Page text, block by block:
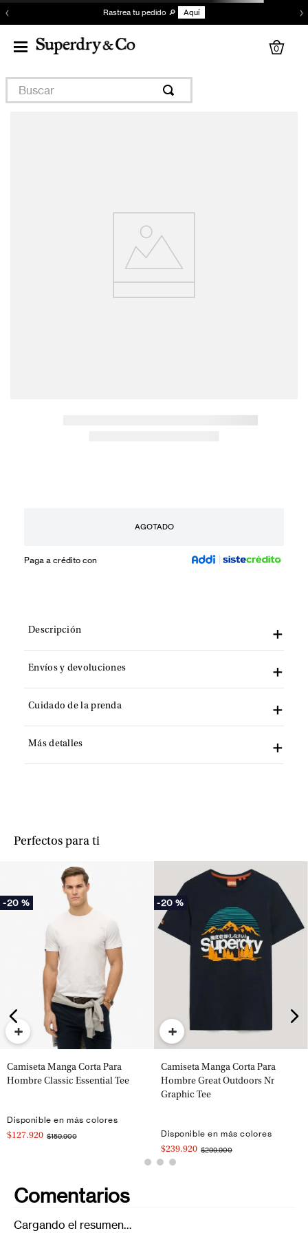
‹ Rastrea tu pedido 🔎 Aquí ›
0
Buscar
AGOTADO
Paga a crédito con
Descripción
Envíos y devoluciones
Cuidado de la prenda
Más detalles
Perfectos para ti
-20 %
+
Camiseta Manga Corta Para
Hombre Classic Essential Tee
Disponible en más colores
$127.920 $159.900
-20 %
+
Camiseta Manga Corta Para
Hombre Great Outdoors Nr
Graphic Tee
Disponible en más colores
$239.920 $299.900
Comentarios
Cargando el resumen…